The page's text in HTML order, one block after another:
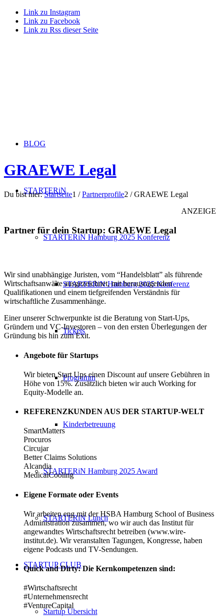
Link zu Instagram
Link zu Facebook
Link zu Rss dieser Seite
BLOG
STARTERiN
STARTERiN Hamburg 2025 Konferenz
STARTERiN Hamburg 2025 Konferenz
Tickets
Programm
Kinderbetreuung
STARTERiN Hamburg 2025 Award
STARTERiN Lunch
STARTUP CLUB
Startup Übersicht
GRAEWE Legal
Du bist hier: Startseite1 / Partnerprofile2 / GRAEWE Legal
ANZEIGE
Partner für dein Startup: GRAEWE Legal
Wir sind unabhängige Juristen, vom “Handelsblatt” als führende
Wirtschaftsanwälte ausgezeichnet, mit herausragenden
Qualifikationen und einem tiefgreifenden Verständnis für
wirtschaftliche Zusammenhänge.
Einer unserer Schwerpunkte ist die Beratung von Start-Ups,
Gründern und VC-Investoren – von den ersten Überlegungen der
Gründung bis hin zum Exit.
Angebote für Startups
Wir bieten Start Ups einen Discount auf unsere Gebühren in
Höhe von 15%. Zusätzlich bieten wir auch Working for
Equity-Modelle an.
REFERENZKUNDEN AUS DER STARTUP-WELT
SmartMatters
Procuros
Circujar
Better Claims Solutions
Alcandia
MedicalCooling
Eigene Formate oder Events
Wir arbeiten eng mit der HSBA Hamburg School of Business
Administration zusammen, wo wir auch das Institut für
angewandtes Wirtschaftsrecht betreiben (www.wire-
institut.de). Wir veranstalten Tagungen, Kongresse, haben
eigene Podcasts und TV-Sendungen.
Quick and Dirty: Die Kernkompetenzen sind:
#Wirtschaftsrecht
#Unternehmensrecht
#VentureCapital